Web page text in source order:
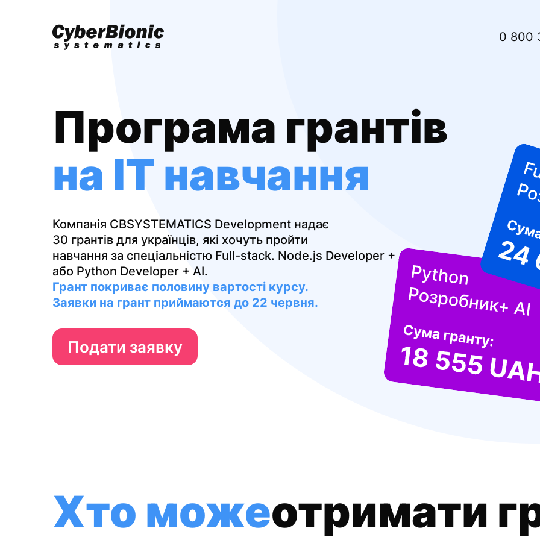
0 800
Програма грантів
на IT навчання
Компанія CBSYSTEMATICS Development надає
30 грантів для українців, які хочуть пройти
навчання за спеціальністю Full-stack. Node.js Developer + AI
або Python Developer + AI.
Грант покриває половину вартості курсу.
Заявки на грант приймаются до 22 червня.
Подати заявку
Хто можеотримати